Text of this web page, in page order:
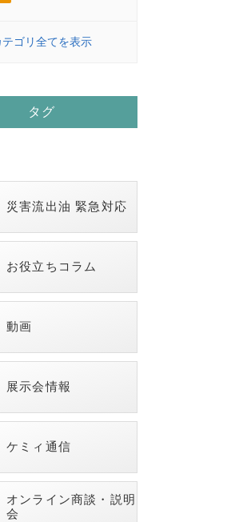
テゴリ全てを表示
タグ
災害流出油 緊急対応
お役立ちコラム
動画
展示会情報
ケミィ通信
オンライン商談・説明
会